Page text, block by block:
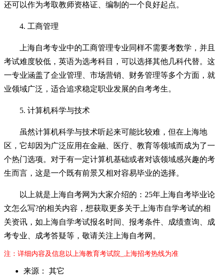
还可以作为考取教师资格证、编制的一个良好起点。
4. 工商管理
上海自考专业中的工商管理专业同样不需要考数学，并且
考试难度较低，英语为选考科目，可以选择其他几科代替。这
一专业涵盖了企业管理、市场营销、财务管理等多个方面，就
业领域广泛，适合追求稳定职业发展的自考考生。
5. 计算机科学与技术
虽然计算机科学与技术听起来可能比较难，但在上海地
区，它却因为广泛应用在金融、医疗、教育等领域而成为了一
个热门选项。对于有一定计算机基础或者对该领域感兴趣的考
生而言，这是一个既有前景又相对容易毕业的选择。
以上就是上海自考网为大家介绍的：25年上海自考毕业论
文怎么写?的相关内容，想获取更多关于上海市自学考试的相
关资讯，如上海自学考试报名时间、报考条件、成绩查询、成
考专业、成考答疑等，敬请关注上海自考网。
注：详细内容及信息以上海教育考试院_上海招考热线为准
来源： 其它